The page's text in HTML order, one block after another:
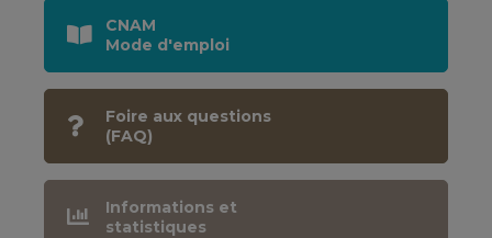
CNAM
Mode d'emploi
Foire aux questions
(FAQ)
Informations et
statistiques